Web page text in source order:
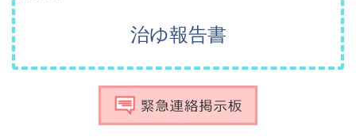
治ゆ報告書